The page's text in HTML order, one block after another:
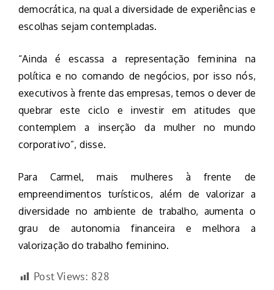
democrática, na qual a diversidade de experiências e
escolhas sejam contempladas.
“Ainda é escassa a representação feminina na
política e no comando de negócios, por isso nós,
executivos à frente das empresas, temos o dever de
quebrar este ciclo e investir em atitudes que
contemplem a inserção da mulher no mundo
corporativo”, disse.
Para Carmel, mais mulheres à frente de
empreendimentos turísticos, além de valorizar a
diversidade no ambiente de trabalho, aumenta o
grau de autonomia financeira e melhora a
valorização do trabalho feminino.
Post Views: 828